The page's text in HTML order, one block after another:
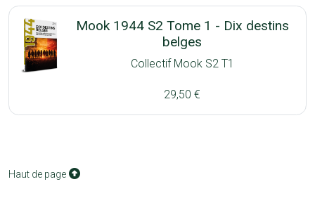
Mook 1944 S2 Tome 1 - Dix destins
belges
Collectif Mook S2 T1
29,50 €
Haut de page